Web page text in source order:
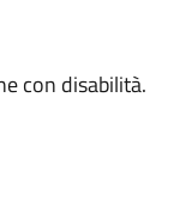
con disabilità.